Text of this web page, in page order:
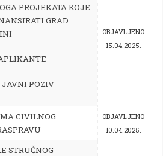
PROJEKATA KOJE
GRAD
POZIV
OBJAVLJENO
15.04.2025.
CIVILNOG
OBJAVLJENO
10.04.2025.
STRUČNOG